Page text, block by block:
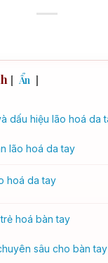
[ Ẩn ]
dấu hiệu lão hoá da
lão hoá da tay
hoá da tay
hoá bàn tay
sâu cho bàn tay